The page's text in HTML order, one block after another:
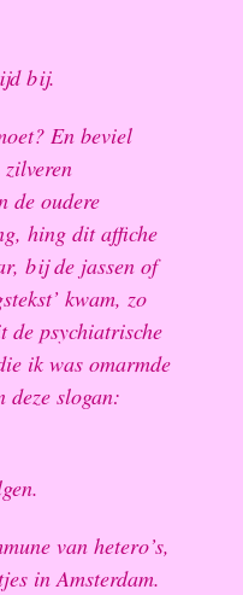
bij.
En beviel
de oudere
hing dit affiche
bij de jassen of
kwam, zo
de psychiatrische
ik was omarmde
deze slogan:
van hetero’s,
in Amsterdam.